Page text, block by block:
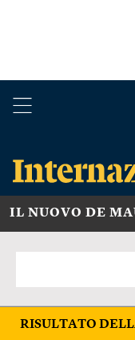
IL NUOVO DE
RISULTATO